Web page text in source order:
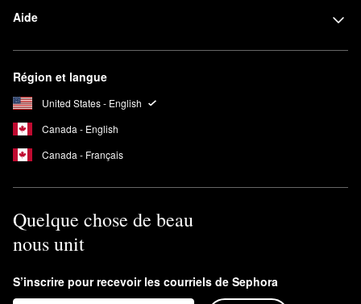
Aide
Région et langue
United States - English
Canada - English
Canada - Français
Quelque chose de beau
nous unit
S’inscrire pour recevoir les courriels de Sephora